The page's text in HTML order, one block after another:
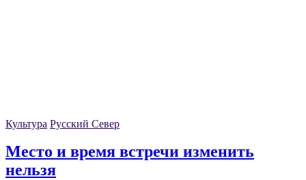
Культура Русский Север
Место и время встречи изменить
нельзя